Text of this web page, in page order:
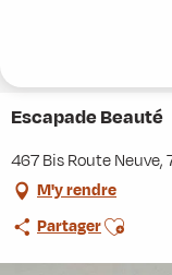
principal
Escapade Beauté
467 Bis Route
M'y rendre
PartagerAjouter